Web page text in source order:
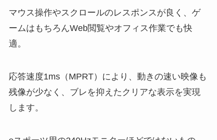
マウス操作やスクロールのレスポンスが良く、ゲ
ームはもちろんWeb閲覧やオフィス作業でも快
適。
応答速度1ms（MPRT）により、動きの速い映像も
残像が少なく、ブレを抑えたクリアな表示を実現
します。